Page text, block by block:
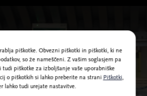
piškotke. Obvezni piškotki in piškotki, ki ne
so že nameščeni. Z vašim soglasjem pa
tudi piškotke za izboljšanje vaše uporabniške
o piškotkih si lahko preberite na strani Piškotki,
lahko tudi urejate nastavitve.